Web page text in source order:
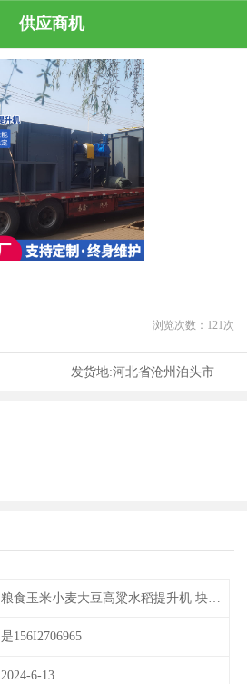
供应商机
浏览次数： 121 次
发货地:河北省沧州泊头市
粮食玉米小麦大豆高粱水稻提升机 块煤 颗粒粉末 如煤、砂、焦末、水泥、碎矿石等
是156I2706965
2024-6-13